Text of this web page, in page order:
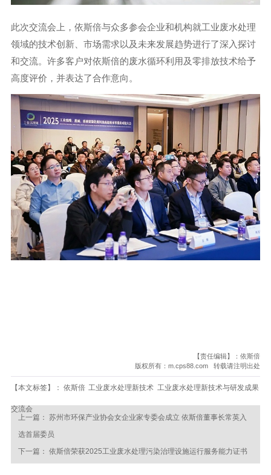
此次交流会上，依斯倍与众多参会企业和机构就工业废水处理
领域的技术创新、市场需求以及未来发展趋势进行了深入探讨
和交流。许多客户对依斯倍的废水循环利用及零排放技术给予
高度评价，并表达了合作意向。
【责任编辑】：依斯倍
版权所有：m.cps88.com 转载请注明出处
【本文标签】： 依斯倍 工业废水处理新技术 工业废水处理新技术与研发成果
交流会
上一篇： 苏州市环保产业协会女企业家专委会成立 依斯倍董事长常英入
选首届委员
下一篇： 依斯倍荣获2025工业废水处理污染治理设施运行服务能力证书